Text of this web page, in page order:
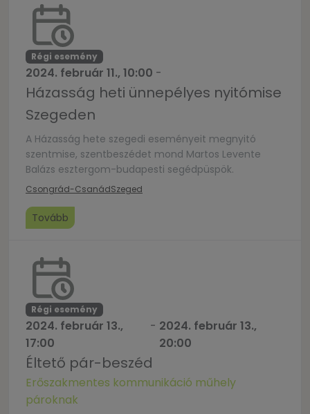
technikával, A3-as méretben készüljenek. Nem kell
[…]
Régi esemény
2024. február 11., 10:00 -
Házasság heti ünnepélyes nyitómise
Szegeden
A Házasság hete szegedi eseményeit megnyitó
szentmise, szentbeszédet mond Martos Levente
Balázs esztergom-budapesti segédpüspök.
Csongrád-CsanádSzeged
Tovább
Régi esemény
2024. február 13.,
17:00
- 2024. február 13.,
20:00
Éltető pár-beszéd
Erőszakmentes kommunikáció műhely
pároknak